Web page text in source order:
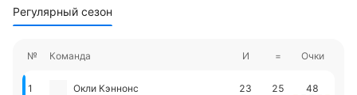
Регулярный сезон
№ Команда И = Очки
1 Окли Кэннонс 23 25 48